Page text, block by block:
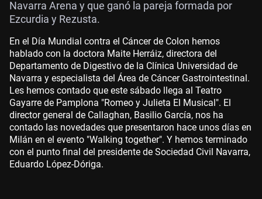
Navarra Arena y que ganó la pareja formada por
Ezcurdia y Rezusta.
En el Día Mundial contra el Cáncer de Colon hemos
hablado con la doctora Maite Herráiz, directora del
Departamento de Digestivo de la Clínica Universidad de
Navarra y especialista del Área de Cáncer Gastrointestinal.
Les hemos contado que este sábado llega al Teatro
Gayarre de Pamplona "Romeo y Julieta El Musical". El
director general de Callaghan, Basilio García, nos ha
contado las novedades que presentaron hace unos días en
Milán en el evento "Walking together". Y hemos terminado
con el punto final del presidente de Sociedad Civil Navarra,
Eduardo López-Dóriga.